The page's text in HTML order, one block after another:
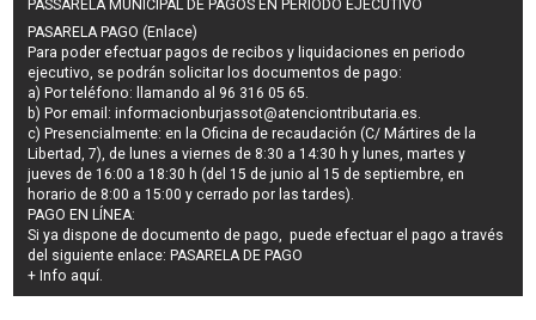
PASSARELA MUNICIPAL DE PAGOS EN PERIODO EJECUTIVO
PASARELA PAGO (Enlace)
Para poder efectuar pagos derecibos y liquidaciones en periodo
ejecutivo, se podrán solicitar los documentos de pago:
a) Por teléfono: llamando al 96 316 05 65.
b) Por email:informacionburjassot@atenciontributaria.es.
c) Presencialmente: en la Oficina de recaudación (C/ Mártires de la
Libertad, 7), de lunes a viernes de 8:30 a 14:30 h y lunes, martes y
jueves de 16:00 a 18:30 h (del 15 de junio al 15 de septiembre, en
horario de 8:00 a 15:00 y cerrado por las tardes).
PAGO EN LÍNEA:
Si ya dispone de documento de pago, puede efectuar el pago a través
del siguiente enlace: PASARELA DE PAGO
+ Info aquí.